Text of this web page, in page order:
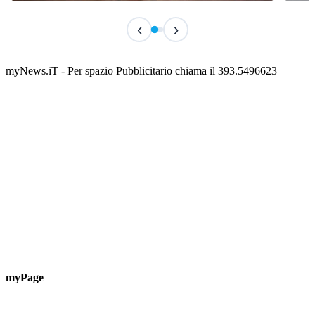
Classic Contest 3vs3 Memorial Michele
📅 6 Agosto 2026 · 09:00 · 📍 Lungomare C. Colombo
‹ ›
myNews.iT - Per spazio Pubblicitario chiama il 393.5496623
myPage